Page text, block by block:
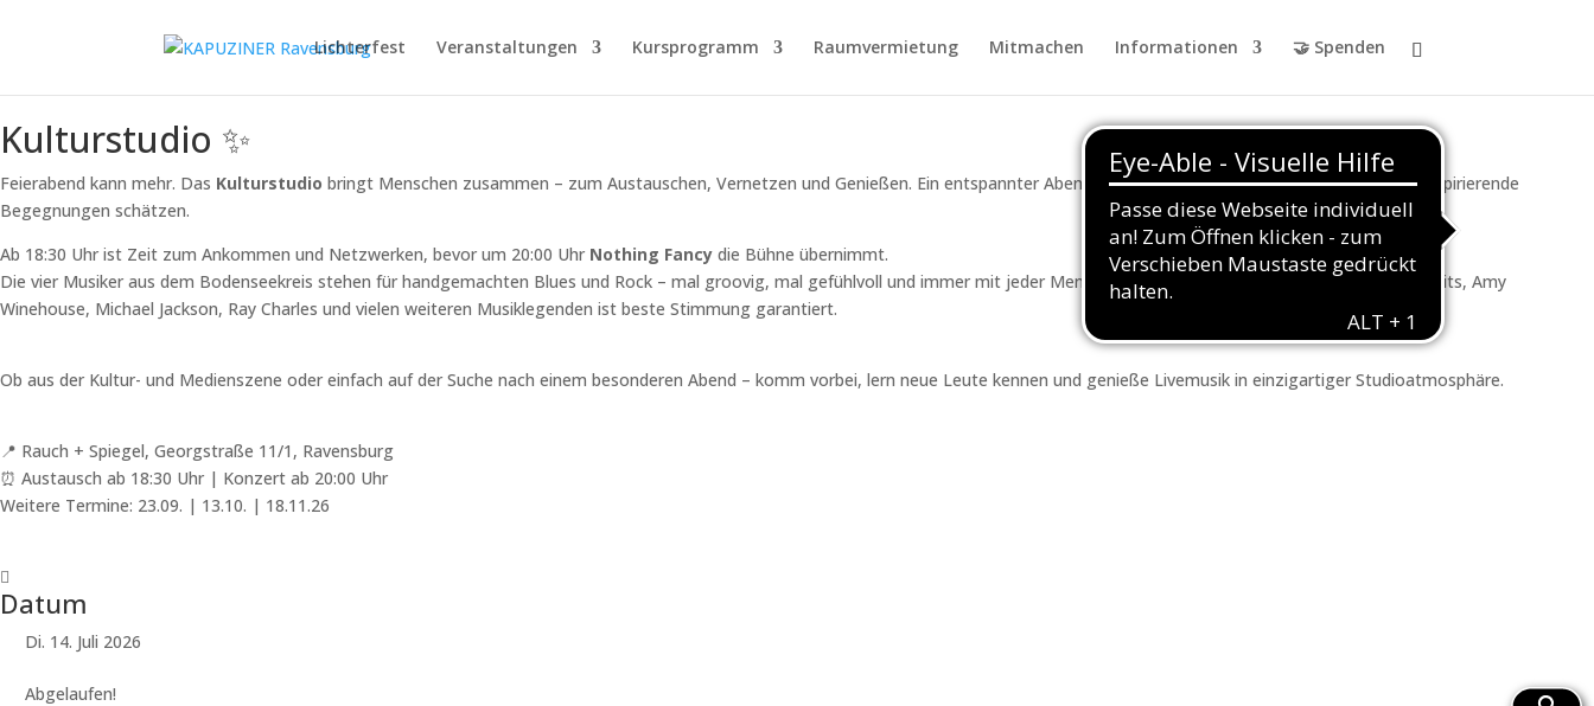
Lichterfest Veranstaltungen Kursprogramm Raumvermietung Mitmachen Informationen 🤝 Spenden
Kulturstudio ✨
Feierabend kann mehr. Das Kulturstudio bringt Menschen zusammen – zum Austauschen, Vernetzen und Genießen. Ein entspannter Abend für alle, die Kultur, Medien, Livemusik und inspirierende
Begegnungen schätzen.
Ab 18:30 Uhr ist Zeit zum Ankommen und Netzwerken, bevor um 20:00 Uhr Nothing Fancy die Bühne übernimmt.
Die vier Musiker aus dem Bodenseekreis stehen für handgemachten Blues und Rock – mal groovig, mal gefühlvoll und immer mit jeder Menge Spaß. Mit Songs von Elvis Presley, Tom Waits, Amy
Winehouse, Michael Jackson, Ray Charles und vielen weiteren Musiklegenden ist beste Stimmung garantiert.
Ob aus der Kultur- und Medienszene oder einfach auf der Suche nach einem besonderen Abend – komm vorbei, lern neue Leute kennen und genieße Livemusik in einzigartiger Studioatmosphäre.
📍 Rauch + Spiegel, Georgstraße 11/1, Ravensburg
⏰ Austausch ab 18:30 Uhr | Konzert ab 20:00 Uhr
Weitere Termine: 23.09. | 13.10. | 18.11.26
Datum
Di. 14. Juli 2026
Abgelaufen!